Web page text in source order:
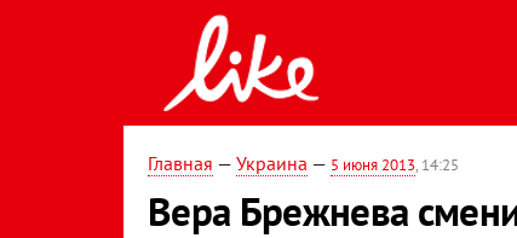
Главная — Украина — 5 июня 2013, 14:25
Вера Брежнева